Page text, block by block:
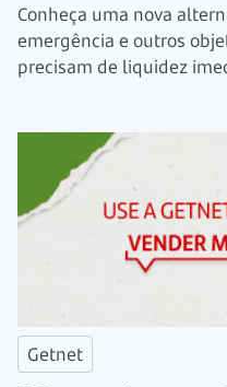
Conheça uma nova
emergência e outros
precisam de liquidez
Getnet